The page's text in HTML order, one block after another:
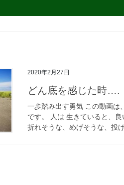
2020年2月27日
どん底を感じた時….
一歩踏み出す勇気 この動画は
です。 人は 生きていると、
折れそうな、めげそうな、投